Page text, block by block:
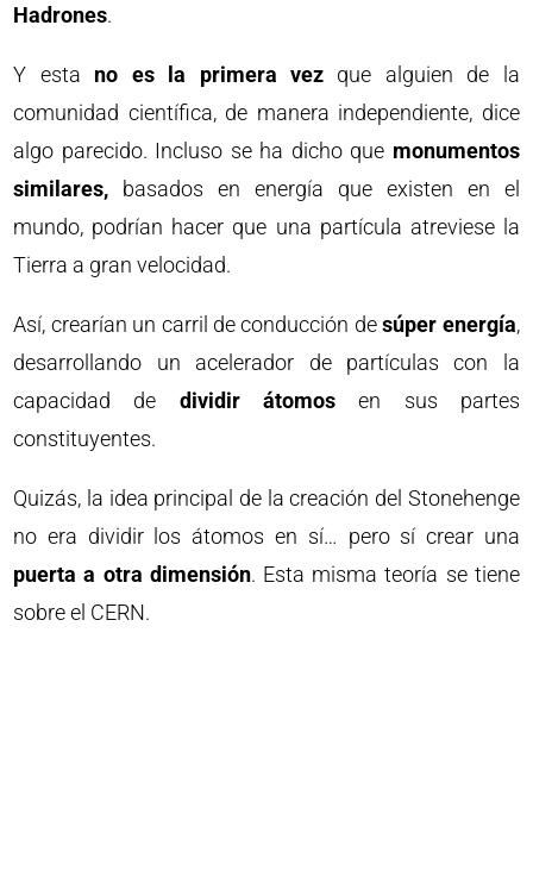
Hadrones.
Y esta no es la primera vezque alguien de la
comunidad científica, de manera independiente, dice
algo parecido. Incluso se ha dicho que monumentos
similares, basados en energía que existen en el
mundo, podrían hacer que una partícula atreviese la
Tierra a gran velocidad.
Así, crearían un carril de conducción desúper energía,
desarrollando un acelerador de partículas con la
capacidad de dividir átomos en sus partes
constituyentes.
Quizás, la idea principal de la creación del Stonehenge
no era dividir los átomos en sí… pero sí crear una
puerta a otra dimensión. Esta misma teoría se tiene
sobre el CERN.